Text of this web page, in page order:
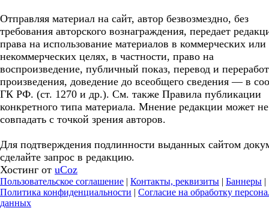
Отправляя материал на сайт, автор безвозмездно, без
требования авторского вознаграждения, передает
права на использование материалов в коммерческих или
некоммерческих целях, в частности, право на
воспроизведение, публичный показ, перевод и
произведения, доведение до всеобщего сведения — в
ГК РФ. (ст. 1270 и др.). См. также Правила публикации
конкретного типа материала. Мнение редакции может не
совпадать с точкой зрения авторов.
Для подтверждения подлинности выданных сайтом
сделайте запрос в редакцию.
Хостинг от uCoz
Пользовательское соглашение | Контакты, реквизиты | Баннеры |
Политика конфиденциальности | Согласие на обработку
данных